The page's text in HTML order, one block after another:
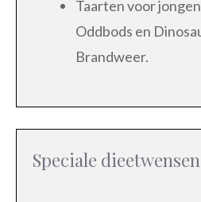
Taarten voor
Oddbods en
Brandweer.
Speciale dieetwensen